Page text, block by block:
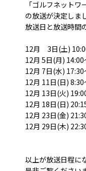
「ゴルフネット
の放送が決定しま
放送日と放送時間
12月 3日(土)
12月 5日(月) 14:00
12月 7日(水) 17:30
12月 11日(日) 8:30
12月 13日(火)
12月 18日(日)
12月 23日(金)
12月 29日(木)
以上が放送日程に